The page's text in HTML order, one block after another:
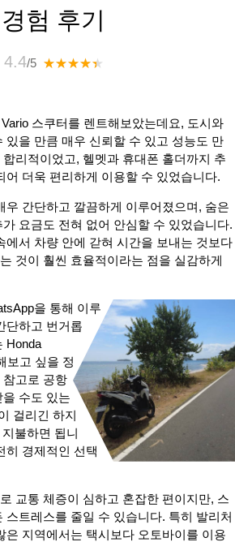
경험 후기
4.4/5
스쿠터를 렌트해보았는데요, 도시와
있을 만큼 매우 신뢰할 수 있고 성능도 만
리적이었고, 헬멧과 휴대폰 홀더까지 추
어 더욱 편리하게 이용할 수 있었습니다.
우 간단하고 깔끔하게 이루어졌으며, 숨은
요금도 전혀 없어 안심할 수 있었습니다.
에서 차량 안에 갇혀 시간을 보내는 것보다
것이 훨씬 효율적이라는 점을 실감하게
을 통해 이루
단하고 번거롭
Honda
보고 싶을 정
참고로 공항
수도 있는
걸리긴 하지
불하면 됩니
히 경제적인 선택
교통 체증이 심하고 혼잡한 편이지만, 스
스트레스를 줄일 수 있습니다. 특히 발리처
은 지역에서는 택시보다 오토바이를 이용